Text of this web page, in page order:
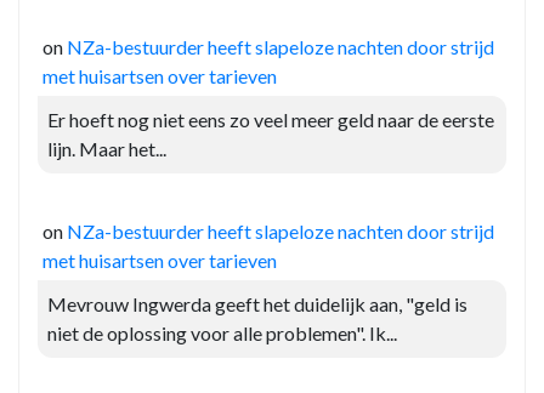
on NZa-bestuurder heeft slapeloze nachten door strijd
met huisartsen over tarieven
Er hoeft nog niet eens zo veel meer geld naar de eerste
lijn. Maar het...
on NZa-bestuurder heeft slapeloze nachten door strijd
met huisartsen over tarieven
Mevrouw Ingwerda geeft het duidelijk aan, "geld is
niet de oplossing voor alle problemen". Ik...